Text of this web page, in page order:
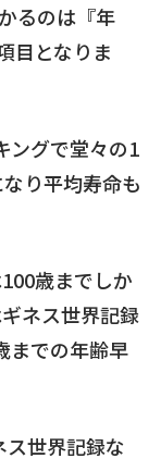
るのは『年
目となりま
ングで堂々の1
り平均寿命も
歳までしか
ネス世界記録
までの年齢早
ス世界記録な